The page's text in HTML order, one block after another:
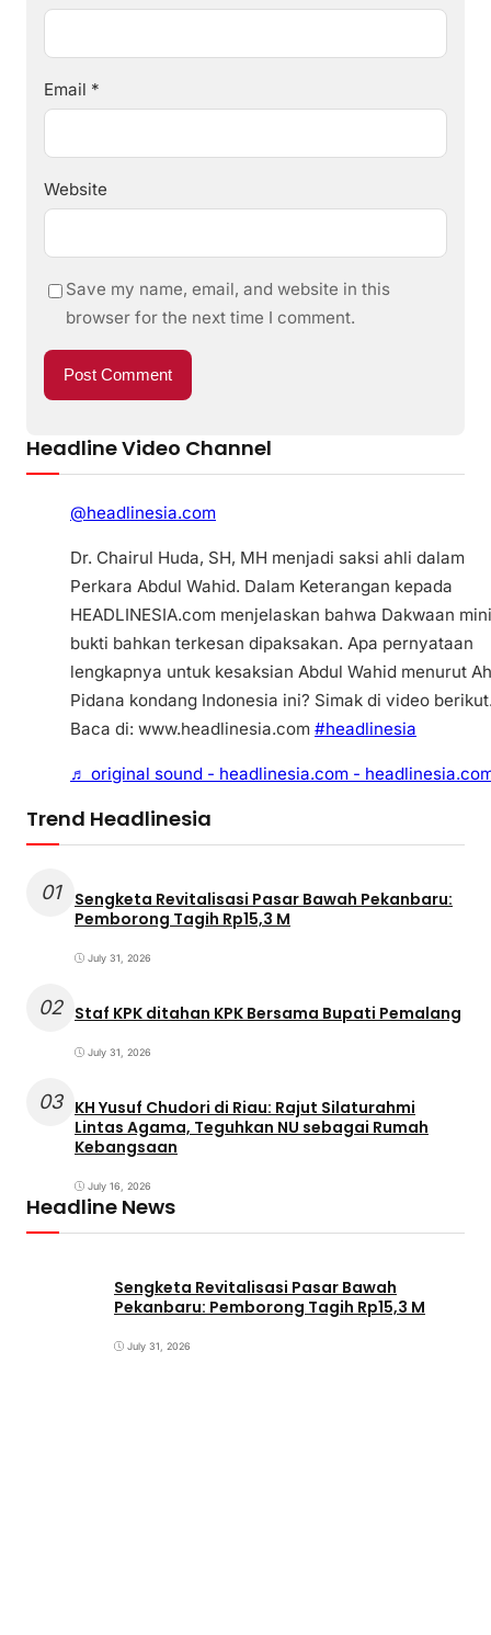
Email *
Website
Save my name, email, and website in this
browser for the next time I comment.
Headline Video Channel
@headlinesia.com
Dr. Chairul Huda, SH, MH menjadi saksi ahli dalam
Perkara Abdul Wahid. Dalam Keterangan kepada
HEADLINESIA.com menjelaskan bahwa Dakwaan
bukti bahkan terkesan dipaksakan. Apa pernyataan
lengkapnya untuk kesaksian Abdul Wahid menurut
Pidana kondang Indonesia ini? Simak di video
Baca di: www.headlinesia.com #headlinesia
♬ original sound - headlinesia.com -
Trend Headlinesia
01
Sengketa Revitalisasi Pasar Bawah Pekanbaru:
Pemborong Tagih Rp15,3 M
July 31, 2026
02 Staf KPK ditahan KPK Bersama Bupati Pemalang
July 31, 2026
03 KH Yusuf Chudori di Riau: Rajut Silaturahmi
Lintas Agama, Teguhkan NU sebagai Rumah
Kebangsaan
July 16, 2026
Headline News
Sengketa Revitalisasi Pasar Bawah
Pekanbaru: Pemborong Tagih Rp15,3 M
July 31, 2026